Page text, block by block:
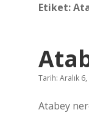
Etiket:
Tarih: Aralık
Atabey